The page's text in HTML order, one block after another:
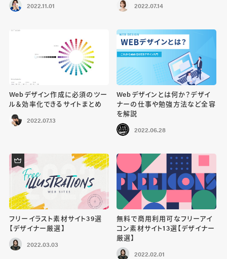
2022.11.01 2022.07.14
Webデザイン作成に必須のツー
ル＆効率化できるサイトまとめ
2022.07.13
Webデザインとは何か？デザイ
ナーの仕事や勉強方法など全容
を解説
2022.06.28
フリーイラスト素材サイト39選
【デザイナー厳選】
2022.03.03
無料で商用利用可なフリーアイ
コン素材サイト13選【デザイナー
厳選】
2022.02.01